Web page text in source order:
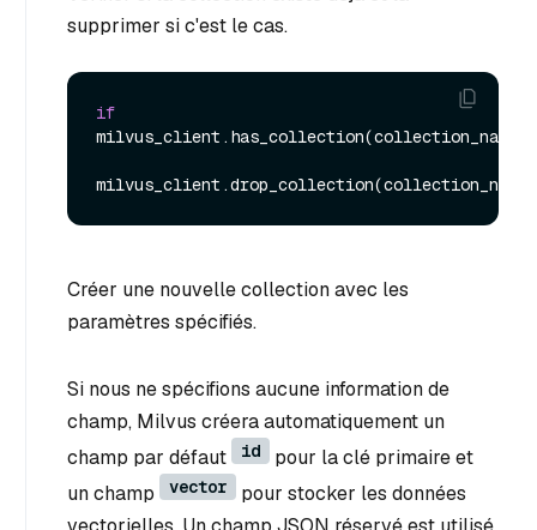
supprimer si c'est le cas.
if
milvus_client.has_collection(collection_name):
Créer une nouvelle collection avec les
paramètres spécifiés.
Si nous ne spécifions aucune information de
champ, Milvus créera automatiquement un
champ par défaut
id
pour la clé primaire et
un champ
vector
pour stocker les données